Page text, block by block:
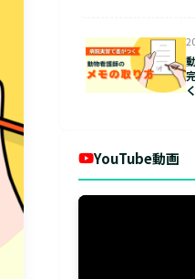
YouTube動画